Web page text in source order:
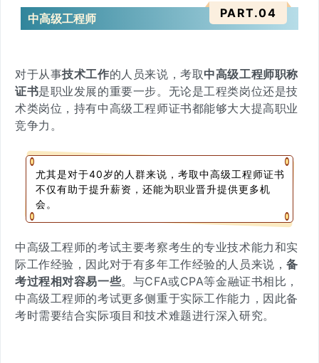
中高级工程师 PART.04
对于从事技术工作的人员来说，考取中高级工程师职称
证书是职业发展的重要一步。无论是工程类岗位还是技
术类岗位，持有中高级工程师证书都能够大大提高职业
竞争力。
尤其是对于40岁的人群来说，考取中高级工程师证书
不仅有助于提升薪资，还能为职业晋升提供更多机
会。
中高级工程师的考试主要考察考生的专业技术能力和实
际工作经验，因此对于有多年工作经验的人员来说，备
考过程相对容易一些。与CFA或CPA等金融证书相比，
中高级工程师的考试更多侧重于实际工作能力，因此备
考时需要结合实际项目和技术难题进行深入研究。